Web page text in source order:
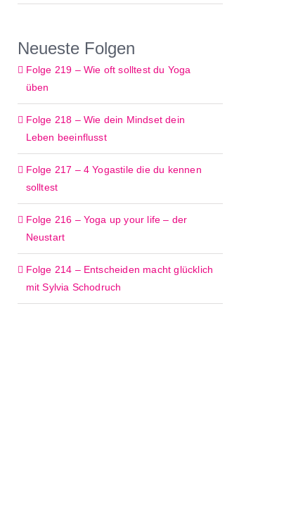
Neueste Folgen
Folge 219 – Wie oft solltest du Yoga
üben
Folge 218 – Wie dein Mindset dein
Leben beeinflusst
Folge 217 – 4 Yogastile die du kennen
solltest
Folge 216 – Yoga up your life – der
Neustart
Folge 214 – Entscheiden macht glücklich
mit Sylvia Schodruch